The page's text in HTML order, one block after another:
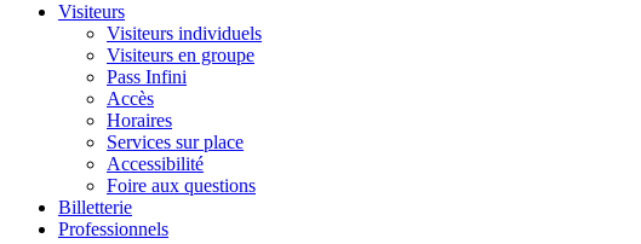
Visiteurs
Visiteurs individuels
Visiteurs en groupe
Pass Infini
Accès
Horaires
Services sur place
Accessibilité
Foire aux questions
Billetterie
Professionnels